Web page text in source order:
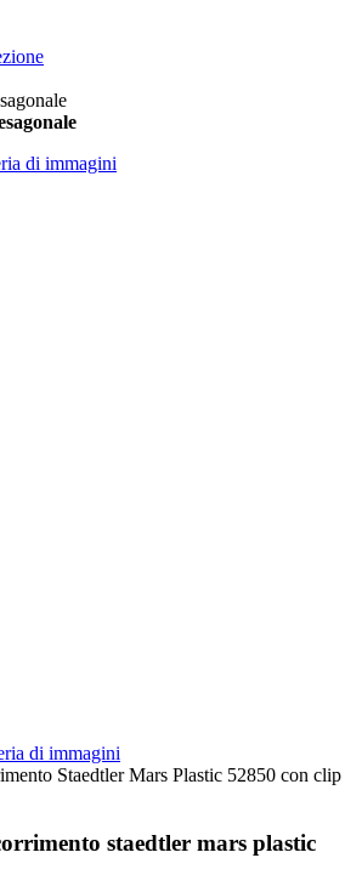
di immagini
di immagini
staedtler mars plastic